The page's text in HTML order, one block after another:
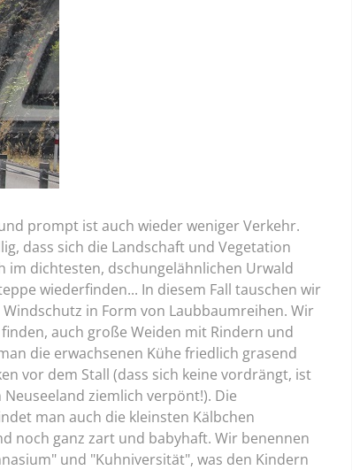
prompt ist auch wieder weniger Verkehr.
dass sich die Landschaft und Vegetation
dichtesten, dschungelähnlichen Urwald
wiederfinden... In diesem Fall tauschen wir
in Form von Laubbaumreihen. Wir
auch große Weiden mit Rindern und
die erwachsenen Kühe friedlich grasend
vor dem Stall (dass sich keine vordrängt, ist
ziemlich verpönt!). Die
man auch die kleinsten Kälbchen
noch ganz zart und babyhaft. Wir benennen
und "Kuhniversität", was den Kindern